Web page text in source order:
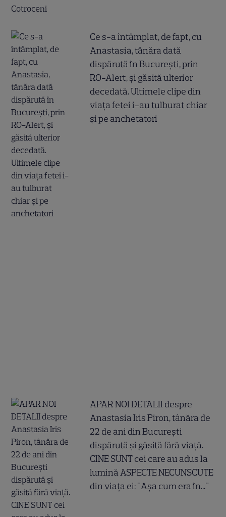
Ce s-a întâmplat, de fapt, cu
Anastasia, tânăra dată
dispărută în București, prin
RO-Alert, și găsită ulterior
decedată. Ultimele clipe din
viața fetei i-au tulburat chiar
și pe anchetatori
APAR NOI DETALII despre
Anastasia Iris Piron, tânăra de
22 de ani din București
dispărută și găsită fără viață.
CINE SUNT cei care au adus la
lumină ASPECTE NECUNSCUTE
din viața ei: "Așa cum era în..."